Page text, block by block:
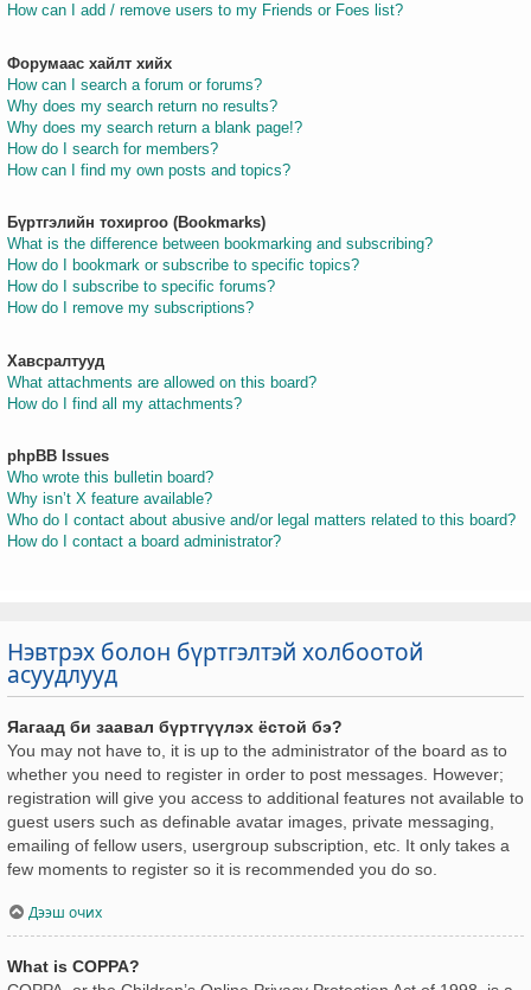
How can I add / remove users to my Friends or Foes list?
Форумаас хайлт хийх
How can I search a forum or forums?
Why does my search return no results?
Why does my search return a blank page!?
How do I search for members?
How can I find my own posts and topics?
Бүртгэлийн тохиргоо (Bookmarks)
What is the difference between bookmarking and subscribing?
How do I bookmark or subscribe to specific topics?
How do I subscribe to specific forums?
How do I remove my subscriptions?
Хавсралтууд
What attachments are allowed on this board?
How do I find all my attachments?
phpBB Issues
Who wrote this bulletin board?
Why isn’t X feature available?
Who do I contact about abusive and/or legal matters related to this board?
How do I contact a board administrator?
Нэвтрэх болон бүртгэлтэй холбоотой
асуудлууд
Яагаад би заавал бүртгүүлэх ёстой бэ?
You may not have to, it is up to the administrator of the board as to
whether you need to register in order to post messages. However;
registration will give you access to additional features not available to
guest users such as definable avatar images, private messaging,
emailing of fellow users, usergroup subscription, etc. It only takes a
few moments to register so it is recommended you do so.
Дээш очих
What is COPPA?